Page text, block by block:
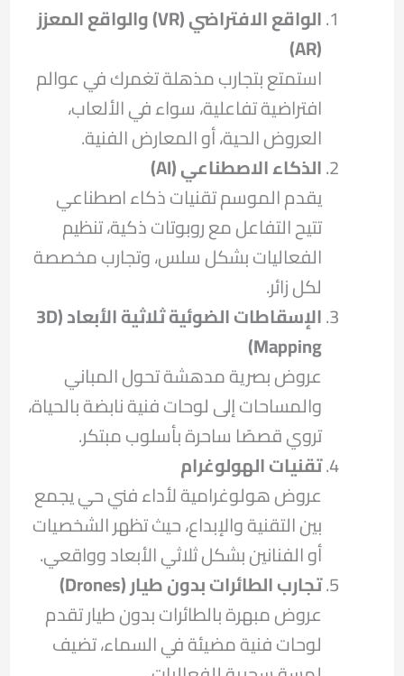
الواقع الافتراضي(VR)
والواقع المعزز
(AR)
استمتع بتجارب مذهلة تغمرك في عوالم
افتراضية تفاعلية، سواء في الألعاب،
العروض الحية، أو المعارض الفنية.
الذكاء الاصطناعي(AI)
يقدم الموسم تقنيات ذكاء اصطناعي
تتيح التفاعل مع روبوتات ذكية، تنظيم
الفعاليات بشكل سلس، وتجارب مخصصة
لكل زائر.
الإسقاطات الضوئية ثلاثية الأبعاد (3D
Mapping)
عروض بصرية مدهشة تحول المباني
والمساحات إلى لوحات فنية نابضة بالحياة،
تروي قصصًا ساحرة بأسلوب مبتكر.
تقنيات الهولوغرام
عروض هولوغرامية لأداء فني حي يجمع
بين التقنية والإبداع، حيث تظهر الشخصيات
أو الفنانين بشكل ثلاثي الأبعاد وواقعي.
تجارب الطائرات بدون طيار(Drones)
عروض مبهرة بالطائرات بدون طيار تقدم
لوحات فنية مضيئة في السماء، تضيف